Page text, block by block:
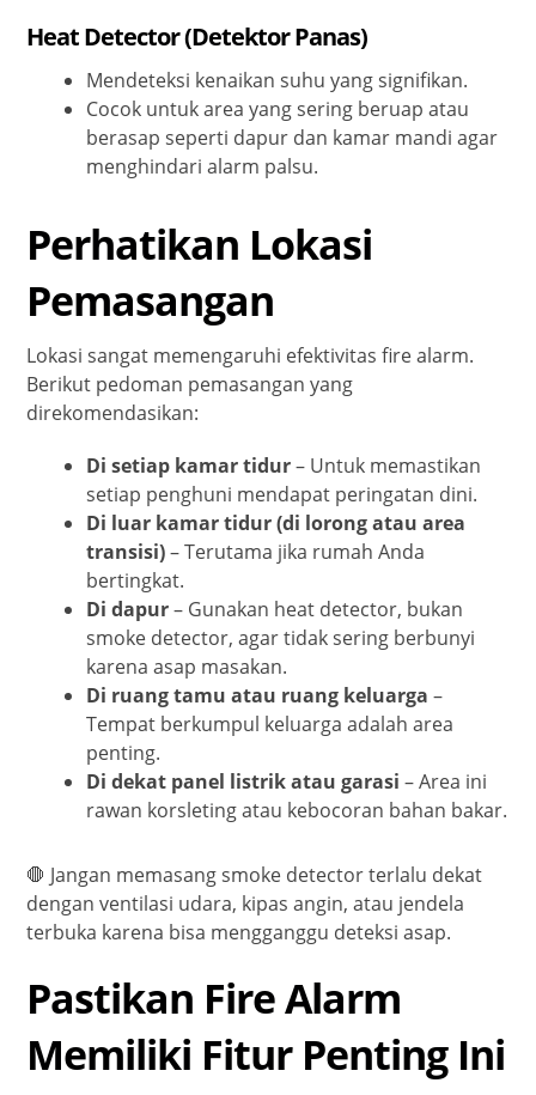
Heat Detector (Detektor Panas)
Mendeteksi kenaikan suhu yang signifikan.
Cocok untuk area yang sering beruap atau
berasap seperti dapur dan kamar mandi agar
menghindari alarm palsu.
Perhatikan Lokasi
Pemasangan
Lokasi sangat memengaruhi efektivitas fire alarm.
Berikut pedoman pemasangan yang
direkomendasikan:
Di setiap kamar tidur– Untuk memastikan
setiap penghuni mendapat peringatan dini.
Di luar kamar tidur (di lorong atau area
transisi)– Terutama jika rumah Anda
bertingkat.
Di dapur– Gunakan heat detector, bukan
smoke detector, agar tidak sering berbunyi
karena asap masakan.
Di ruang tamu atau ruang keluarga –
Tempat berkumpul keluarga adalah area
penting.
Di dekat panel listrik atau garasi – Area ini
rawan korsleting atau kebocoran bahan bakar.
🛑 Jangan memasang smoke detector terlalu dekat
dengan ventilasi udara, kipas angin, atau jendela
terbuka karena bisa mengganggu deteksi asap.
Pastikan Fire Alarm
Memiliki Fitur Penting Ini